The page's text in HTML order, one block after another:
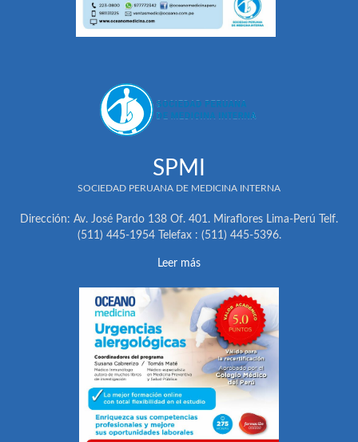
SPMI
SOCIEDAD PERUANA DE MEDICINA INTERNA
Dirección: Av. José Pardo 138 Of. 401. Miraflores Lima-Perú Telf.
(511) 445-1954 Telefax : (511) 445-5396.
Leer más